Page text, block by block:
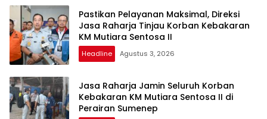
Pastikan Pelayanan Maksimal, Direksi
Jasa Raharja Tinjau Korban Kebakaran
KM Mutiara Sentosa II
Headline Agustus 3, 2026
Jasa Raharja Jamin Seluruh Korban
Kebakaran KM Mutiara Sentosa II di
Perairan Sumenep